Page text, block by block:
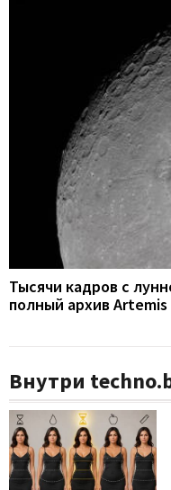
Тысячи кадров с
полный архив Artemis
Внутри